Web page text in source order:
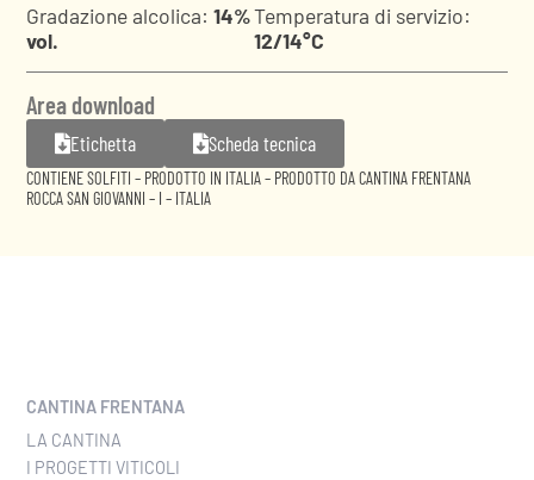
Gradazione alcolica:14%
vol.
Temperatura di servizio:
12/14°C
Area download
Etichetta Scheda tecnica
CONTIENE SOLFITI – PRODOTTO IN ITALIA – PRODOTTO DA CANTINA FRENTANA
ROCCA SAN GIOVANNI – I – ITALIA
CANTINA FRENTANA
LA CANTINA
I PROGETTI VITICOLI